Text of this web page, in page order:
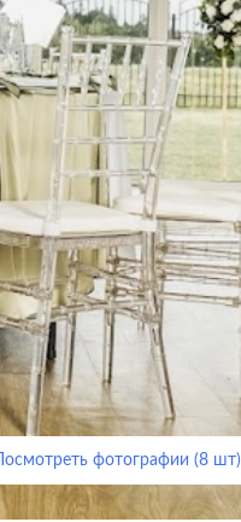
Посмотреть фотографии (8 шт)